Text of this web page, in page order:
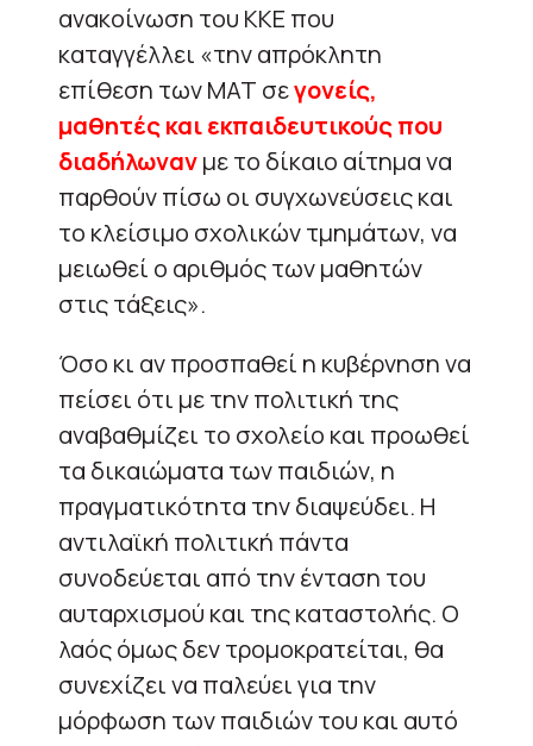
ανακοίνωση του ΚΚΕ που
καταγγέλλει «την απρόκλητη
επίθεση των ΜΑΤ σεγονείς,
μαθητές και εκπαιδευτικούς που
διαδήλωνανμε το δίκαιο αίτημα να
παρθούν πίσω οι συγχωνεύσεις και
το κλείσιμο σχολικών τμημάτων, να
μειωθεί ο αριθμός των μαθητών
στις τάξεις».
Όσο κι αν προσπαθεί η κυβέρνηση να
πείσει ότι με την πολιτική της
αναβαθμίζει το σχολείο και προωθεί
τα δικαιώματα των παιδιών, η
πραγματικότητα την διαψεύδει. Η
αντιλαϊκή πολιτική πάντα
συνοδεύεται από την ένταση του
αυταρχισμού και της καταστολής. Ο
λαός όμως δεν τρομοκρατείται, θα
συνεχίζει να παλεύει για την
μόρφωση των παιδιών του και αυτό